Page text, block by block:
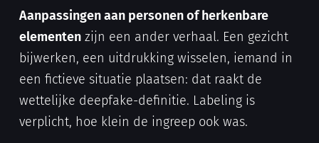
Aanpassingen aan personen of herkenbare
elementen zijn een ander verhaal. Een gezicht
bijwerken, een uitdrukking wisselen, iemand in
een fictieve situatie plaatsen: dat raakt de
wettelijke deepfake-definitie. Labeling is
verplicht, hoe klein de ingreep ook was.